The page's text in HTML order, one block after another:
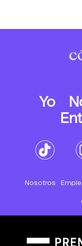
Yo
Nosotros